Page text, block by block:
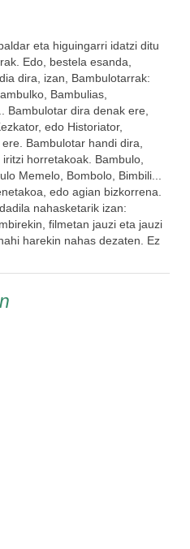
eta higuingarri idatzi ditu
Edo, bestela esanda,
dira, izan, Bambulotarrak:
Bambulias,
Bambulotar dira denak ere,
edo Historiator,
Bambulotar handi dira,
horretakoak. Bambulo,
Memelo, Bombolo, Bimbili...
edo agian bizkorrena.
nahasketarik izan:
filmetan jauzi eta jauzi
harekin nahas dezaten. Ez